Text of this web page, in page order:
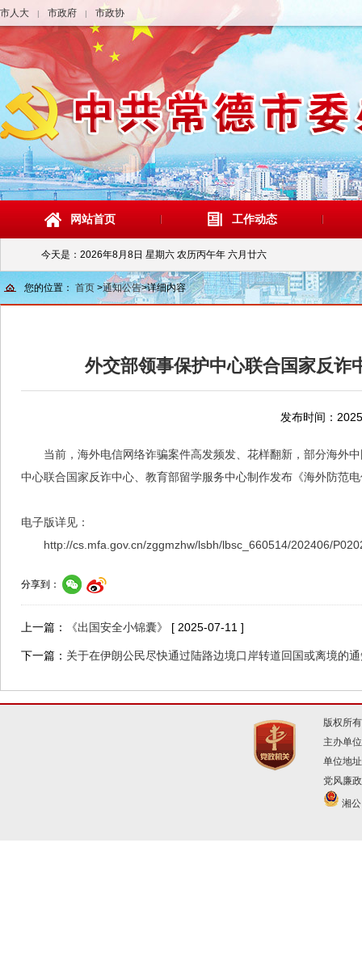
市人大 | 市政府 | 市政协
网站首页 工作动态
今天是： 2026年8月8日 星期六 农历丙午年 六月廿六
您的位置： 首页 >通知公告>详细内容
外交部领事保护中心联合国家反诈
发布时间：
当前，海外电信网络诈骗案件高发频发、花样翻新，部分海外
中心联合国家反诈中心、教育部留学服务中心制作发布《海外防范
电子版详见：
http://cs.mfa.gov.cn/zggmzhw/lsbh/lbsc_660514/202406/
分享到：
上一篇： 《出国安全小锦囊》 [ 2025-07-11 ]
下一篇： 关于在伊朗公民尽快通过陆路边境口岸转道回国或离境的
版权所
主办单
单位地
党风廉
湘